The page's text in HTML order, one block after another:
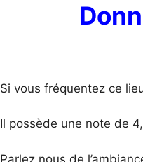
Si vous fréquentez ce
Il possède une note de
Parlez nous de